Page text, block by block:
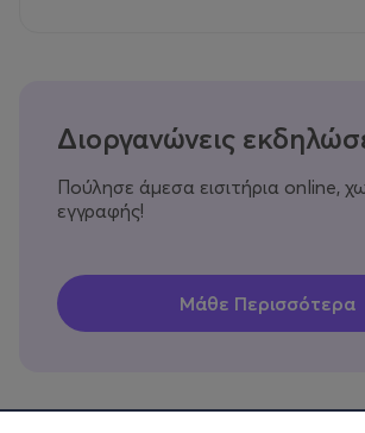
Διοργανώνεις
Πούλησε άμεσα εισιτήρια online,
εγγραφής!